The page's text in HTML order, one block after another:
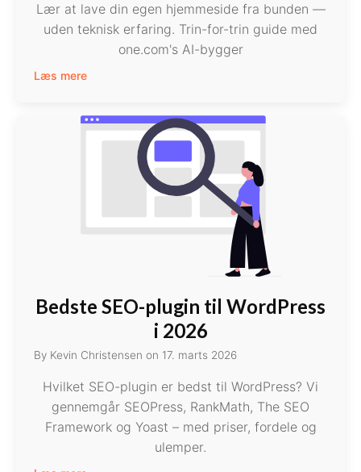
Lær at lave din egen hjemmeside fra bunden —
uden teknisk erfaring. Trin-for-trin guide med
one.com's AI-bygger
Læs mere
Bedste SEO-plugin til WordPress
i 2026
By Kevin Christensen on 17. marts 2026
Hvilket SEO-plugin er bedst til WordPress? Vi
gennemgår SEOPress, RankMath, The SEO
Framework og Yoast – med priser, fordele og
ulemper.